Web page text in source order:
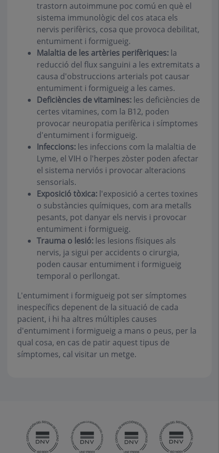
trastorn autoimmune poc comú en què el
sistema immunològic del cos ataca els
nervis perifèrics, cosa que provoca debilitat,
entumiment i formigueig.
Malaltia de les artèries perifèriques: la
reducció del flux sanguini a les extremitats a
causa d'obstruccions arterials pot causar
entumiment i formigueig a les cames.
Deficiències de vitamines: les deficiències de
certes vitamines, com la B12, poden
provocar neuropatia perifèrica i símptomes
d'entumiment i formigueig.
Infeccions: les infeccions com la malaltia de
Lyme, el VIH o l'herpes zòster poden afectar
el sistema nerviós i provocar alteracions
sensorials.
Exposició tòxica: l'exposició a certes toxines
o substàncies químiques, com ara metalls
pesants, pot danyar els nervis i provocar
entumiment i formigueig.
Trauma o lesió: les lesions físiques als
nervis, ja sigui per accidents o cirurgia,
poden causar entumiment i formigueig
temporal o perllongat.
L'entumiment i formigueig pot ser símptomes
inespecífics depenent de la situació de cada
pacient, i hi ha altres múltiples causes
d'entumiment i formigueig a mans o peus, per la
qual cosa, en cas de patir aquest tipus de
símptomes, cal visitar un metge.